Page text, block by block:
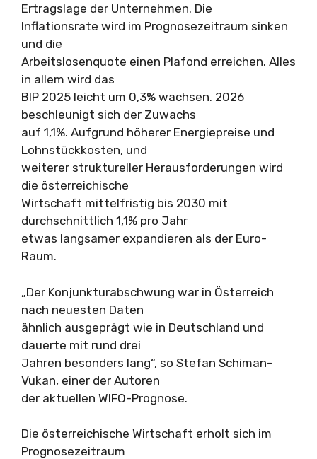
Ertragslage der Unternehmen. Die
Inflationsrate wird im Prognosezeitraum sinken
und die
Arbeitslosenquote einen Plafond erreichen. Alles
in allem wird das
BIP 2025 leicht um 0,3% wachsen. 2026
beschleunigt sich der Zuwachs
auf 1,1%. Aufgrund höherer Energiepreise und
Lohnstückkosten, und
weiterer struktureller Herausforderungen wird
die österreichische
Wirtschaft mittelfristig bis 2030 mit
durchschnittlich 1,1% pro Jahr
etwas langsamer expandieren als der Euro-
Raum.
„Der Konjunkturabschwung war in Österreich
nach neuesten Daten
ähnlich ausgeprägt wie in Deutschland und
dauerte mit rund drei
Jahren besonders lang“, so Stefan Schiman-
Vukan, einer der Autoren
der aktuellen WIFO-Prognose.
Die österreichische Wirtschaft erholt sich im
Prognosezeitraum